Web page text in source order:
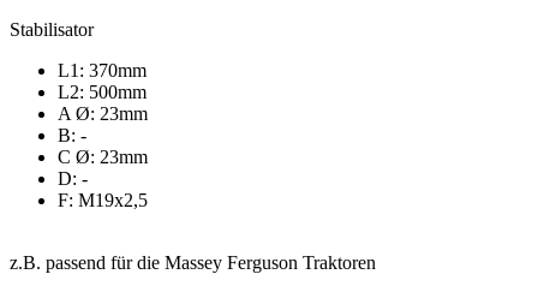
Stabilisator
L1: 370mm
L2: 500mm
A Ø: 23mm
B: -
C Ø: 23mm
D: -
F: M19x2,5
z.B. passend für die Massey Ferguson Traktoren